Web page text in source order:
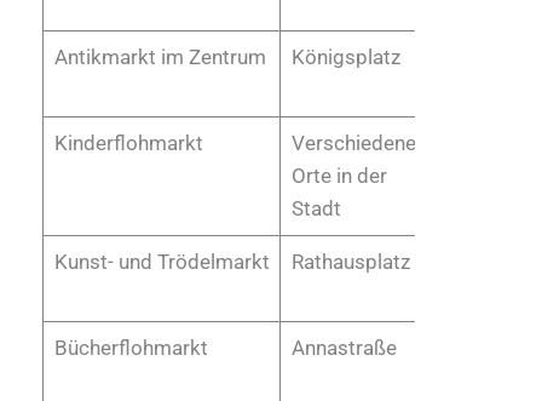
Antikmarkt im Zentrum Königsplatz
Kinderflohmarkt
Verschiedene
Orte in der
Stadt
Kunst- und Trödelmarkt Rathausplatz
Bücherflohmarkt Annastraße